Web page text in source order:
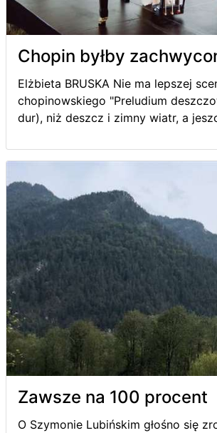
Chopin byłby
Elżbieta BRUSKA Nie ma lepszej
chopinowskiego "Preludium
dur), niż deszcz i zimny wiatr, a
Zawsze na 100 procent
O Szymonie Lubińskim głośno się